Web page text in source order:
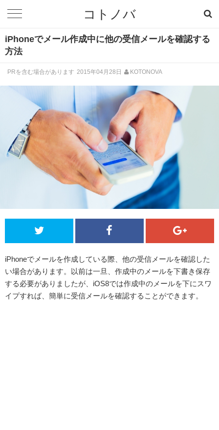
コトノバ
iPhoneでメール作成中に他の受信メールを確認する
方法
PRを含む場合があります 2015年04月28日 KOTONOVA
iPhoneでメールを作成している際、他の受信メールを確認した
い場合があります。以前は一旦、作成中のメールを下書き保存
する必要がありましたが、iOS8では作成中のメールを下にスワ
イプすれば、簡単に受信メールを確認することができます。